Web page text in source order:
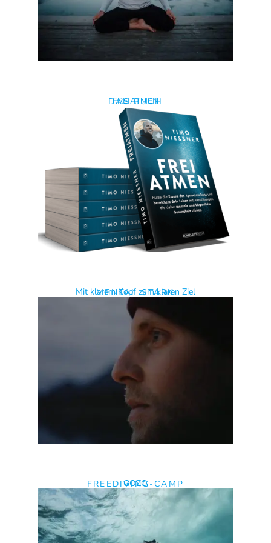
MENTAL STARK
Mit klarem Kopf zum klaren Ziel
FREEDIVING-CAMP
GOZO
ATEMPAUSE - LIVE ATEMTRAINING
Jeden Donnerstag von 19:30 – 20:15 Uhr
ZUR ATEMPAUSE LIVE SESSION
WEITERE BLOGBEITRÄGE
Garmin Descent MK1 Review